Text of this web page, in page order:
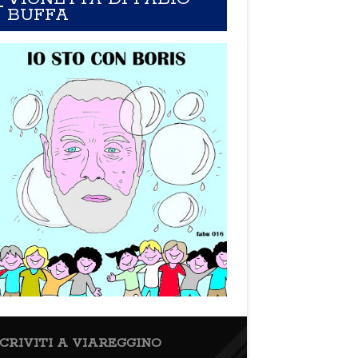
BUFFA
A VIAREGGINO